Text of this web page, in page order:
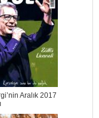
Aralık 2017